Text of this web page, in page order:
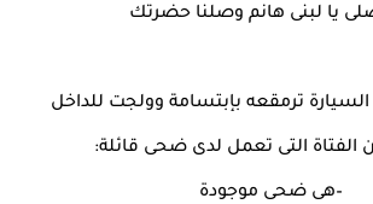
يا لبنى هانم وصلنا حضرتك
ترمقعه بإبتسامة وولجت للداخل
الفتاة التى تعمل لدى ضحى قائلة:
–هى ضحى موجودة